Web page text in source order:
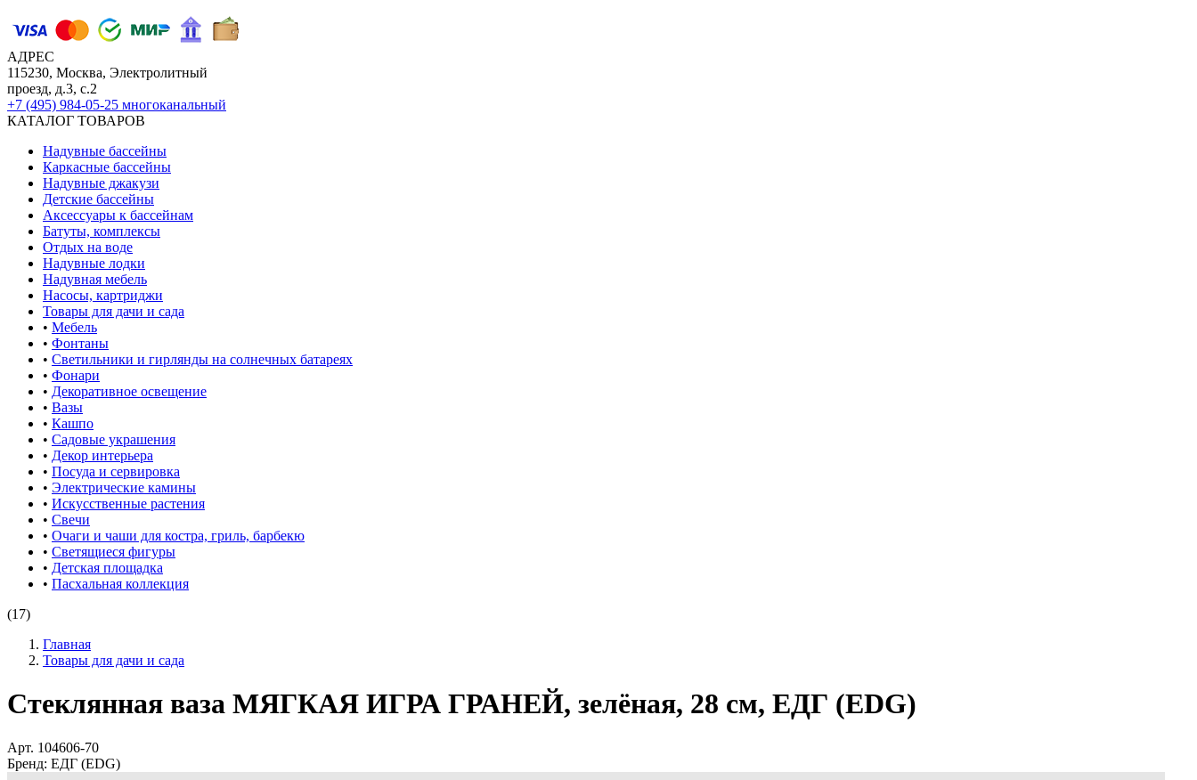
АДРЕС
115230, Москва, Электролитный
проезд, д.3, с.2
+7 (495) 984-05-25 многоканальный
КАТАЛОГ ТОВАРОВ
Надувные бассейны
Каркасные бассейны
Надувные джакузи
Детские бассейны
Аксессуары к бассейнам
Батуты, комплексы
Отдых на воде
Надувные лодки
Надувная мебель
Насосы, картриджи
Товары для дачи и сада
• Мебель
• Фонтаны
• Светильники и гирлянды на солнечных батареях
• Фонари
• Декоративное освещение
• Вазы
• Кашпо
• Садовые украшения
• Декор интерьера
• Посуда и сервировка
• Электрические камины
• Искусственные растения
• Свечи
• Очаги и чаши для костра, гриль, барбекю
• Светящиеся фигуры
• Детская площадка
• Пасхальная коллекция
(17)
Главная
Товары для дачи и сада
Стеклянная ваза МЯГКАЯ ИГРА ГРАНЕЙ, зелёная, 28 см, ЕДГ (EDG)
Арт. 104606-70
Бренд: ЕДГ (EDG)